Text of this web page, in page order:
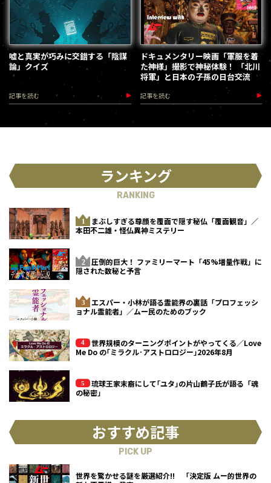
嘘と真実が巧みに交錯する「陰謀
論」クイズ
記事を読む
ドキュメンタリー映画「軍服を着
た神様」撮影で神秘体験！ 「北川
将軍」と日本の子孫の日台交流
記事を読む
ランキング
RANKING
まぶしすぎる尊顔を覆面で隠す秘仏「覆面観音」／
本田不二雄・怪仏異神ミステリー
圧倒的巨大！ ファミリーマート「45%増量作戦」に
隠された数秘と予言
エスパー・小林が語る霊能界の裏話「プロフェッシ
ョナル霊能者」／ムー民のためのブック
世界規模のターニングポイントがやってくる／Love
Me Do の｢ミラクル･アストロロジー｣2026年8月
琉球王家末裔にして｢ユタ｣の片山鶴子氏が語る「魂
の秘密」
おすすめ記事
PICK UP
世界を驚かせる謎を厳選紹介!! 「決定版 ムー的世界の